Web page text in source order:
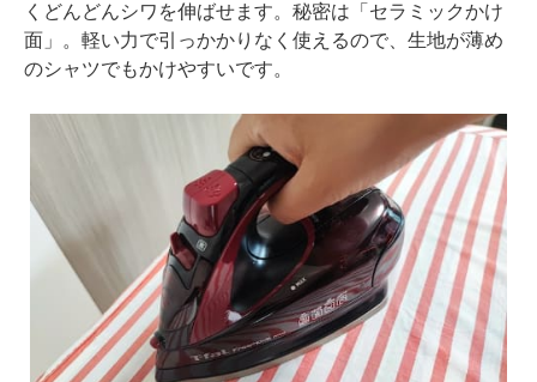
くどんどんシワを伸ばせます。秘密は「セラミックかけ
面」。軽い力で引っかかりなく使えるので、生地が薄め
のシャツでもかけやすいです。